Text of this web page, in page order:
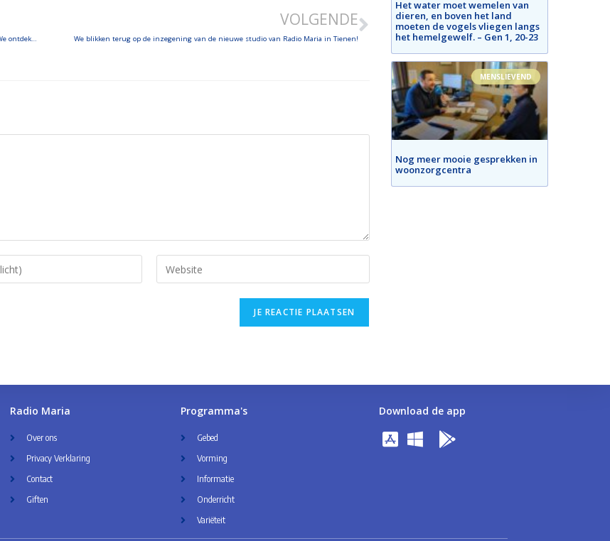
Sint-Jozefstocht… mannen weten waarom! – Wie was de heilige Margaretha-Maria? We ontdekken haar leven! – Morgen in ‘elke dag telt’: wie een ticket voor de film ‘Sacré-Coeur’!
VOLGENDE
We blikken terug op de inzegening van de nieuwe studio van Radio Maria in Tienen!
Het water moet wemelen van
dieren, en boven het land
moeten de vogels vliegen langs
het hemelgewelf. – Gen 1, 20-23
MENSLIEVEND
Nog meer mooie gesprekken in
woonzorgcentra
Radio Maria
Over ons
Privacy Verklaring
Contact
Giften
Programma's
Gebed
Vorming
Informatie
Onderricht
Variëteit
Download de app